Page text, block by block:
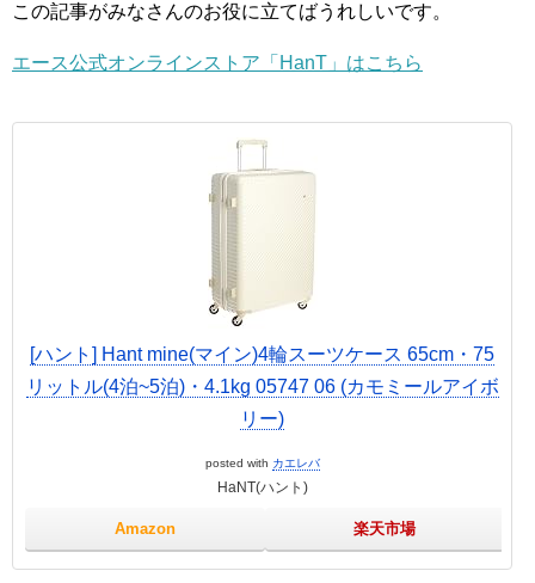
この記事がみなさんのお役に立てばうれしいです。
エース公式オンラインストア「HanT」はこちら
[ハント] Hant mine(マイン)4輪スーツケース 65cm・75
リットル(4泊~5泊)・4.1kg 05747 06 (カモミールアイボ
リー)
posted with カエレバ
HaNT(ハント)
Amazon 楽天市場